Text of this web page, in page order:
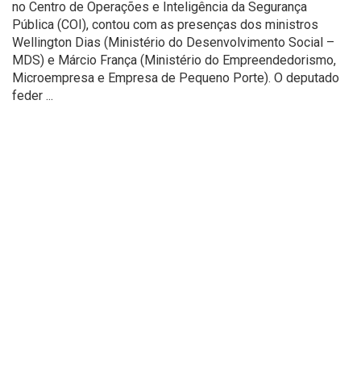
no Centro de Operações e Inteligência da Segurança
Pública (COI), contou com as presenças dos ministros
Wellington Dias (Ministério do Desenvolvimento Social –
MDS) e Márcio França (Ministério do Empreendedorismo,
Microempresa e Empresa de Pequeno Porte). O deputado
feder ...